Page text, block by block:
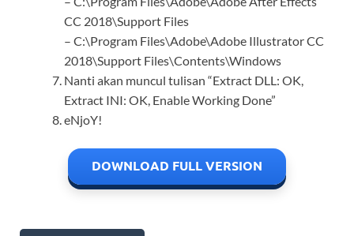
CC 2018\Support Files
– C:\Program Files\Adobe\Adobe Illustrator CC
2018\Support Files\Contents\Windows
Nanti akan muncul tulisan “Extract DLL: OK,
Extract INI: OK, Enable Working Done”
eNjoY!
DOWNLOAD FULL VERSION